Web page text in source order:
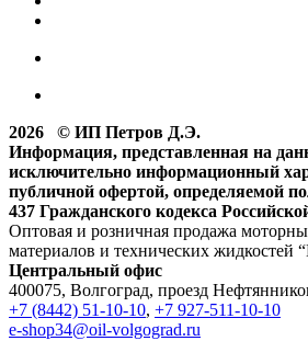
2026 © ИП Петров Д.Э.
Информация, представленная на
исключительно информационный
публичной офертой, определяемой
437 Гражданского кодекса
Оптовая и розничная продажа
материалов и технических жидкостей
Центральный офис
400075, Волгоград, проезд
+7 (8442) 51-10-10, +7 927-511-10-10
e-shop34@oil-volgograd.ru